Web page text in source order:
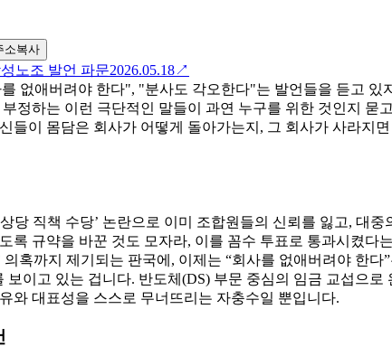
소복사
노조 발언 파문2026.05.18↗
없애버려야 한다", "분사도 각오한다"는 발언들을 듣고
정하는 이런 극단적인 말들이 과연 누구를 위한 것인지
들이 몸담은 회사가 어떻게 돌아가는지, 그 회사가 사라지
당 직책 수당’ 논란으로 이미 조합원들의 신뢰를 잃고, 대
록 규약을 바꾼 것도 모자라, 이를 꼼수 투표로 통과시켰
혹까지 제기되는 판국에, 이제는 “회사를 없애버려야 한
보이고 있는 겁니다. 반도체(DS) 부문 중심의 임금 교섭으
와 대표성을 스스로 무너뜨리는 자충수일 뿐입니다.